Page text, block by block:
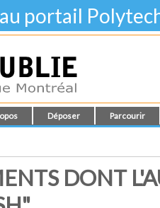
portail
Déposer Parcourir
DONT